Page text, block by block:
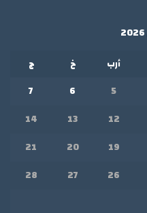
أرب خ
ج
5
6
7
12
13
14
19
20
21
26
27
28